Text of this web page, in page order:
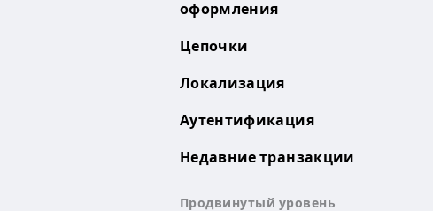
оформления
Цепочки
Локализация
Аутентификация
Недавние транзакции
Продвинутый уровень